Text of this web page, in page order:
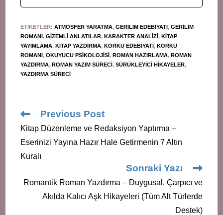
ETIKETLER:ATMOSFER YARATMA, GERILIM EDEBIYATI, GERILIM
ROMANI, GIZEMLI ANLATILAR, KARAKTER ANALIZI, KITAP
YAYIMLAMA, KITAP YAZDIRMA, KORKU EDEBIYATI, KORKU
ROMANI, OKUYUCU PSIKOLOJISI, ROMAN HAZIRLAMA, ROMAN
YAZDIRMA, ROMAN YAZIM SÜRECI, SÜRÜKLEYICI HIKAYELER,
YAZDIRMA SÜRECI
Read
more
articles
Previous Post
Kitap Düzenleme ve Redaksiyon Yaptırma –
Eserinizi Yayına Hazır Hale Getirmenin 7 Altın
Kuralı
Sonraki Yazı
Romantik Roman Yazdırma – Duygusal, Çarpıcı ve
Akılda Kalıcı Aşk Hikayeleri (Tüm Alt Türlerde
Destek)